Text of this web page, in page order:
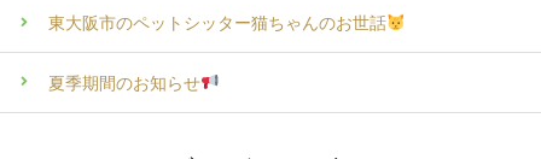
東大阪市のペットシッター猫ちゃんのお世話
夏季期間のお知らせ